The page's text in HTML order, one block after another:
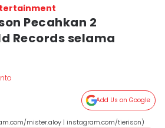
Pecahkan 2
Records selama
Add Us on Google
mister.aloy | instagram.com/tierison)